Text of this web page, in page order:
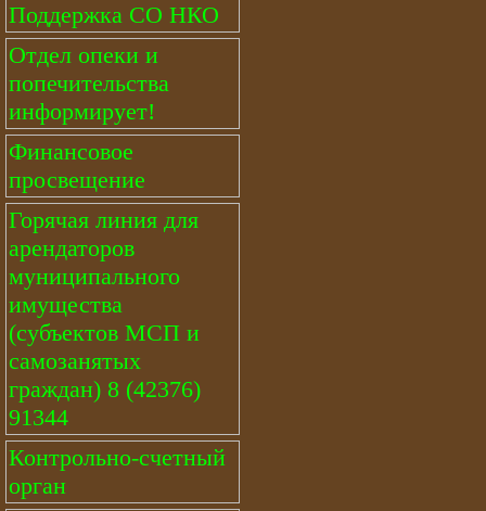
Поддержка СО НКО
Отдел опеки и
попечительства
информирует!
Финансовое
просвещение
Горячая линия для
арендаторов
муниципального
имущества
(субъектов МСП и
самозанятых
граждан) 8 (42376)
91344
Контрольно-счетный
орган